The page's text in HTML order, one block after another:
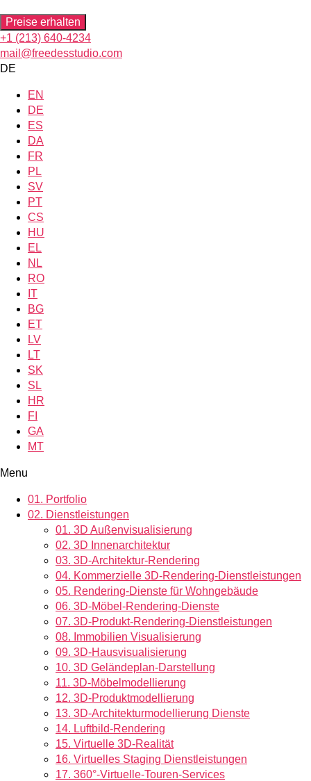
Preise erhalten
+1 (213) 640-4234
mail@freedesstudio.com
DE
EN
DE
ES
DA
FR
PL
SV
PT
CS
HU
EL
NL
RO
IT
BG
ET
LV
LT
SK
SL
HR
FI
GA
MT
Menu
01. Portfolio
02. Dienstleistungen
01. 3D Außenvisualisierung
02. 3D Innenarchitektur
03. 3D-Architektur-Rendering
04. Kommerzielle 3D-Rendering-Dienstleistungen
05. Rendering-Dienste für Wohngebäude
06. 3D-Möbel-Rendering-Dienste
07. 3D-Produkt-Rendering-Dienstleistungen
08. Immobilien Visualisierung
09. 3D-Hausvisualisierung
10. 3D Geländeplan-Darstellung
11. 3D-Möbelmodellierung
12. 3D-Produktmodellierung
13. 3D-Architekturmodellierung Dienste
14. Luftbild-Rendering
15. Virtuelle 3D-Realität
16. Virtuelles Staging Dienstleistungen
17. 360°-Virtuelle-Touren-Services